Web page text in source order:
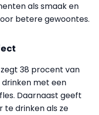
als smaak en
betere gewoontes.
38 procent van
met een
Daarnaast geeft
te drinken als ze